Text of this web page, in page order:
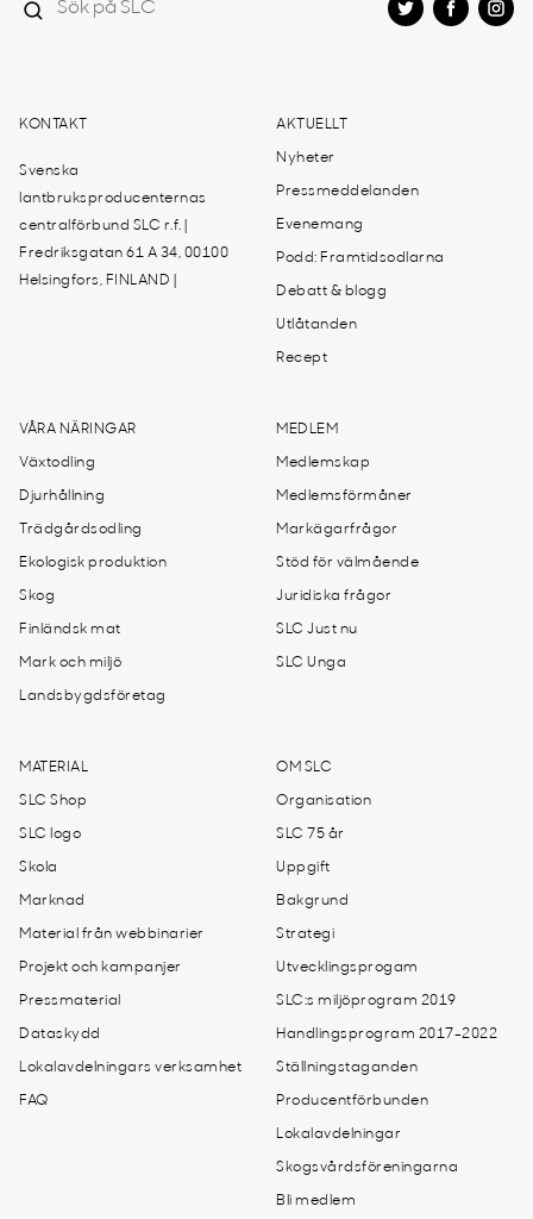
KONTAKT
Svenska
lantbruksproducenternas
centralförbund SLC r.f. |
Fredriksgatan 61 A 34, 00100
Helsingfors, FINLAND |
AKTUELLT
Nyheter
Pressmeddelanden
Evenemang
Podd: Framtidsodlarna
Debatt & blogg
Utlåtanden
Recept
VÅRA NÄRINGAR
Växtodling
Djurhållning
Trädgårdsodling
Ekologisk produktion
Skog
Finländsk mat
Mark och miljö
Landsbygdsföretag
MEDLEM
Medlemskap
Medlemsförmåner
Markägarfrågor
Stöd för välmående
Juridiska frågor
SLC Just nu
SLC Unga
MATERIAL
SLC Shop
SLC logo
Skola
Marknad
Material från webbinarier
Projekt och kampanjer
Pressmaterial
Dataskydd
Lokalavdelningars verksamhet
FAQ
OM SLC
Organisation
SLC 75 år
Uppgift
Bakgrund
Strategi
Utvecklingsprogam
SLC:s miljöprogram 2019
Handlingsprogram 2017-2022
Ställningstaganden
Producentförbunden
Lokalavdelningar
Skogsvårdsföreningarna
Bli medlem